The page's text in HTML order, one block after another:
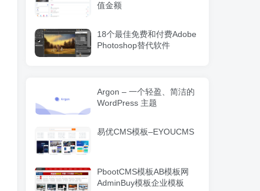
值金额
18个最佳免费和付费Adobe
Photoshop替代软件
Argon – 一个轻盈、简洁的
WordPress 主题
易优CMS模板–EYOUCMS
PbootCMS模板AB模板网
AdminBuy模板企业模板